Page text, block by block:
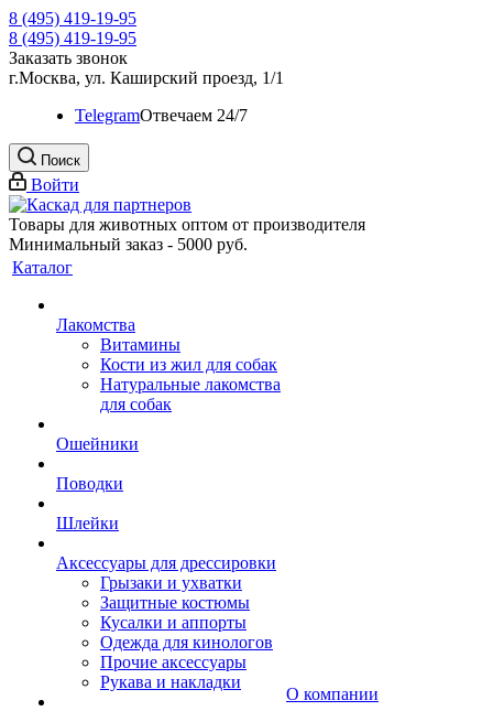
8 (495) 419-19-95
8 (495) 419-19-95
Заказать звонок
г.Москва, ул. Каширский проезд, 1/1
TelegramOтвечаем 24/7
Поиск
Войти
Товары для животных оптом от производителя
Минимальный заказ - 5000 руб.
Каталог
Лакомства
Витамины
Кости из жил для собак
Натуральные лакомства
для собак
Ошейники
Поводки
Шлейки
Аксессуары для дрессировки
Грызаки и ухватки
Защитные костюмы
Кусалки и аппорты
Одежда для кинологов
Прочие аксессуары
Рукава и накладки
О компании